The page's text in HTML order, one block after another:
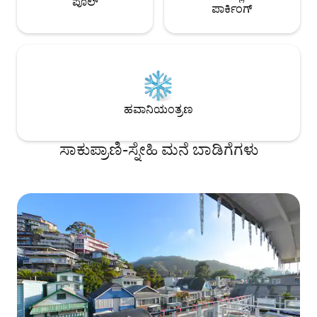
ಪಾರ್ಕಿಂಗ್
ಹವಾನಿಯಂತ್ರಣ
ಸಾಕುಪ್ರಾಣಿ-ಸ್ನೇಹಿ ಮನೆ ಬಾಡಿಗೆಗಳು